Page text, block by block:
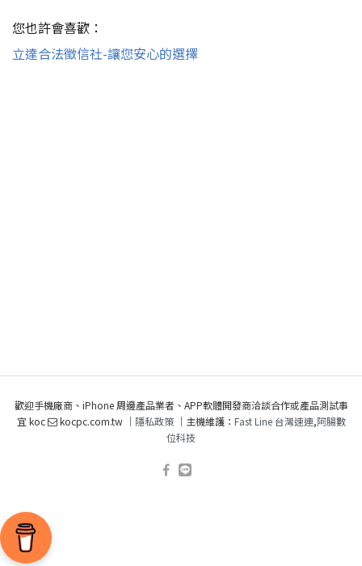
您也許會喜歡：
立達合法徵信社-讓您安心的選擇
歡迎手機廠商、iPhone 周邊產品業者、APP軟體開發商洽談合作或產品測試事
宜 koc
kocpc.com.tw ｜ 隱私政策｜主機維護： Fast Line 台灣速連,阿腸數
位科技